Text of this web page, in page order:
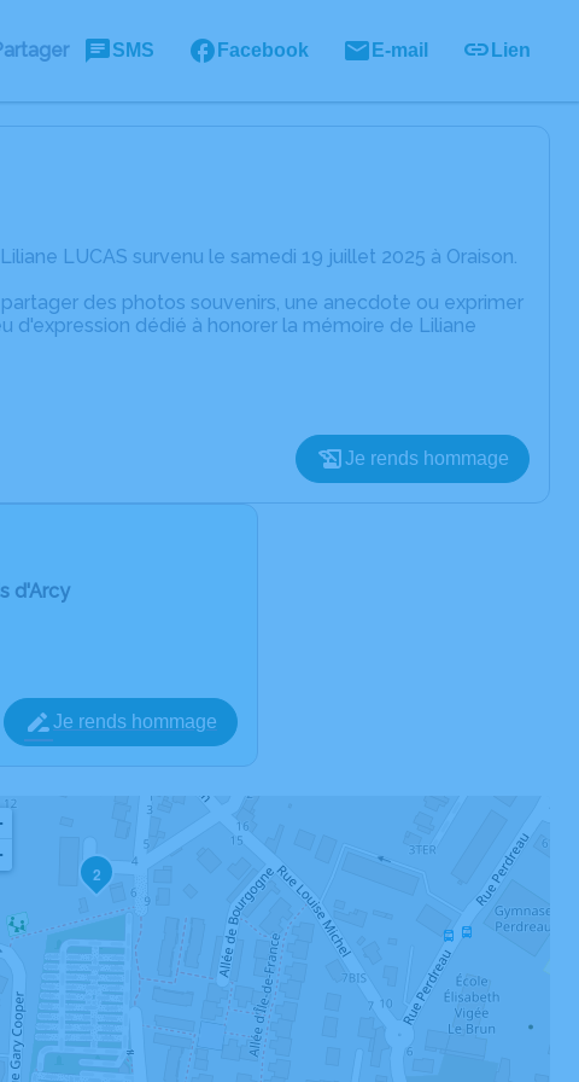
SMS Facebook E-mail Lien
LUCAS survenu le samedi 19 juillet 2025 à Oraison.
des photos souvenirs, une anecdote ou exprimer
d'expression dédié à honorer la mémoire de Liliane
Je rends hommage
d'Arcy
Je rends hommage
2